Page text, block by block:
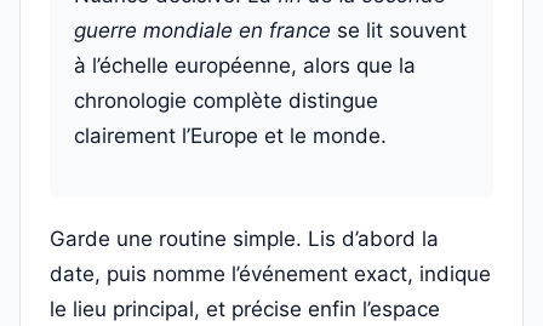
guerre mondiale en france se lit souvent
à l’échelle européenne, alors que la
chronologie complète distingue
clairement l’Europe et le monde.
Garde une routine simple. Lis d’abord la
date, puis nomme l’événement exact, indique
le lieu principal, et précise enfin l’espace